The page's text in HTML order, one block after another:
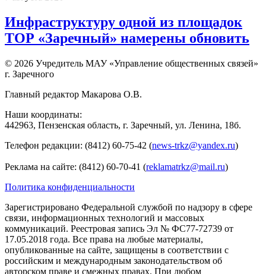
Инфраструктуру одной из площадок
ТОР «Заречный» намерены обновить
© 2026 Учредитель МАУ «Управление общественных связей»
г. Заречного
Главный редактор Макарова О.В.
Наши координаты:
442963, Пензенская область, г. Заречный, ул. Ленина, 18б.
Телефон редакции: (8412) 60-75-42 (news-trkz@yandex.ru)
Реклама на сайте: (8412) 60-70-41 (reklamatrkz@mail.ru)
Политика конфиденциальности
Зарегистрировано Федеральной службой по надзору в сфере
связи, информационных технологий и массовых
коммуникаций. Реестровая запись Эл № ФС77-72739 от
17.05.2018 года. Все права на любые материалы,
опубликованные на сайте, защищены в соответствии с
российским и международным законодательством об
авторском праве и смежных правах. При любом